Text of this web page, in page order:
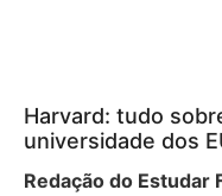
Harvard: tudo
universidade dos
Redação do Estudar